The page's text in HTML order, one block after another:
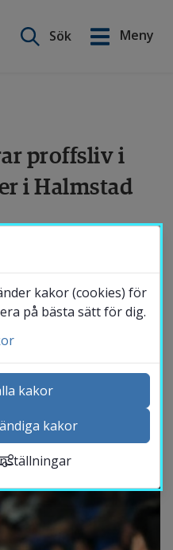
Sök
Meny
proffsliv i
i Halmstad
och arbetsliv i
till dig som
studier med
Simon
English
oss
kakor (cookies) för
på bästa sätt för dig.
kakor
kakor